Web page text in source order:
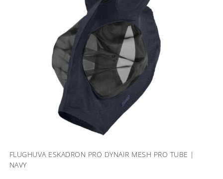
FLUGHUVA ESKADRON PRO DYNAIR MESH PRO TUBE |
NAVY